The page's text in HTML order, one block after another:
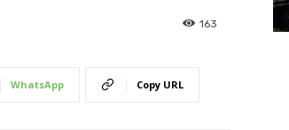
163
WhatsApp Copy URL